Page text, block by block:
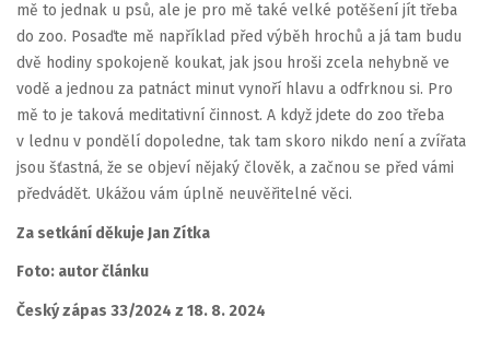
mě to jednak u psů, ale je pro mě také velké potěšení jít třeba
do zoo. Posaďte mě například před výběh hrochů a já tam budu
dvě hodiny spokojeně koukat, jak jsou hroši zcela nehybně ve
vodě a jednou za patnáct minut vynoří hlavu a odfrknou si. Pro
mě to je taková meditativní činnost. A když jdete do zoo třeba
v lednu v pondělí dopoledne, tak tam skoro nikdo není a zvířata
jsou šťastná, že se objeví nějaký člověk, a začnou se před vámi
předvádět. Ukážou vám úplně neuvěřitelné věci.
Za setkání děkuje Jan Zítka
Foto: autor článku
Český zápas 33/2024 z 18. 8. 2024